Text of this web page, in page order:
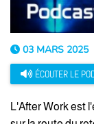
03 MARS 2025
ÉCOUTER LE
L'After Work est